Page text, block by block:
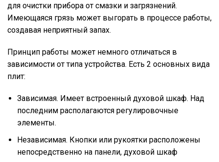
для очистки прибора от смазки и загрязнений.
Имеющаяся грязь может выгорать в процессе работы,
создавая неприятный запах.
Принцип работы может немного отличаться в
зависимости от типа устройства. Есть 2 основных вида
плит:
Зависимая. Имеет встроенный духовой шкаф. Над
последним располагаются регулировочные
элементы.
Независимая. Кнопки или рукоятки расположены
непосредственно на панели, духовой шкаф